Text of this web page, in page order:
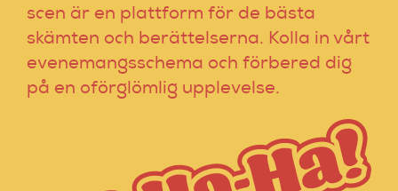
scen är en plattform för de bästa
skämten och berättelserna. Kolla in vårt
evenemangsschema och förbered dig
på en oförglömlig upplevelse.